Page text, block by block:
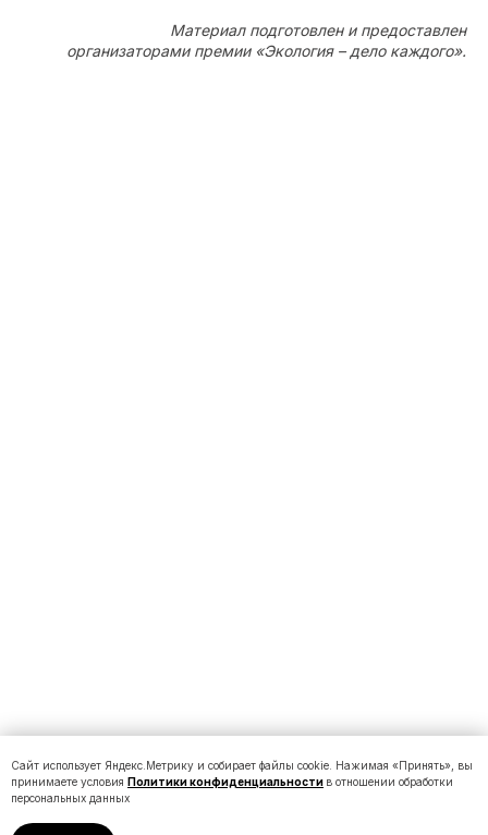
Материал подготовлен и предоставлен
организаторами премии «Экология – дело каждого».
Сайт использует Яндекс.Метрику и собирает файлы cookie. Нажимая «Принять», вы
принимаете условия Политики конфиденциальности в отношении обработки
персональных данных